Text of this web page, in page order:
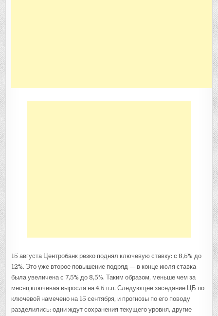
15 августа Центробанк резко поднял ключевую ставку: с 8,5% до
12%. Это уже второе повышение подряд — в конце июля ставка
была увеличена с 7,5% до 8,5%. Таким образом, меньше чем за
месяц ключевая выросла на 4,5 п.п. Следующее заседание ЦБ по
ключевой намечено на 15 сентября, и прогнозы по его поводу
разделились: одни ждут сохранения текущего уровня, другие